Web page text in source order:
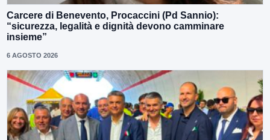
Carcere di Benevento, Procaccini (Pd Sannio):
“sicurezza, legalità e dignità devono camminare
insieme”
6 AGOSTO 2026